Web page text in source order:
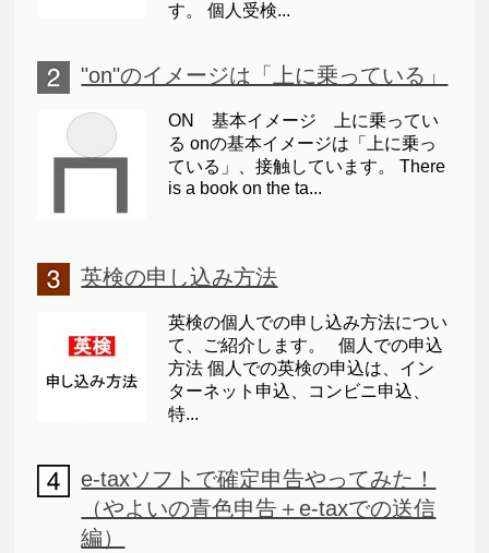
す。 個人受検...
"on"のイメージは「上に乗っている」
ON 基本イメージ 上に乗ってい
る onの基本イメージは「上に乗っ
ている」、接触しています。 There
is a book on the ta...
英検の申し込み方法
英検の個人での申し込み方法につい
て、ご紹介します。 個人での申込
方法 個人での英検の申込は、イン
ターネット申込、コンビニ申込、
特...
e-taxソフトで確定申告やってみた！
（やよいの青色申告＋e-taxでの送信
編）